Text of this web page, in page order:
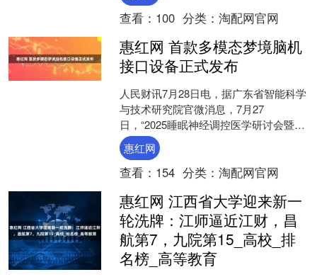
查看： 100 分类： 淘配网官网
惠红网 首款多模态梦境脑机
接口设备正式发布
人民财讯7月28日电，据广东省智能科学
与技术研究院官微消息，7月27
日，“2025睡眠神经调控医学研讨会暨梦
境脑机接口创新产品发布会”上，由广东
省智能科学与技术....
惠红网
查看： 154 分类： 淘配网官网
惠红网 江西省大学迎来新一
轮洗牌：江师逼近江财，昌
航第7，九院第15_高校_排
名榜_高等教育